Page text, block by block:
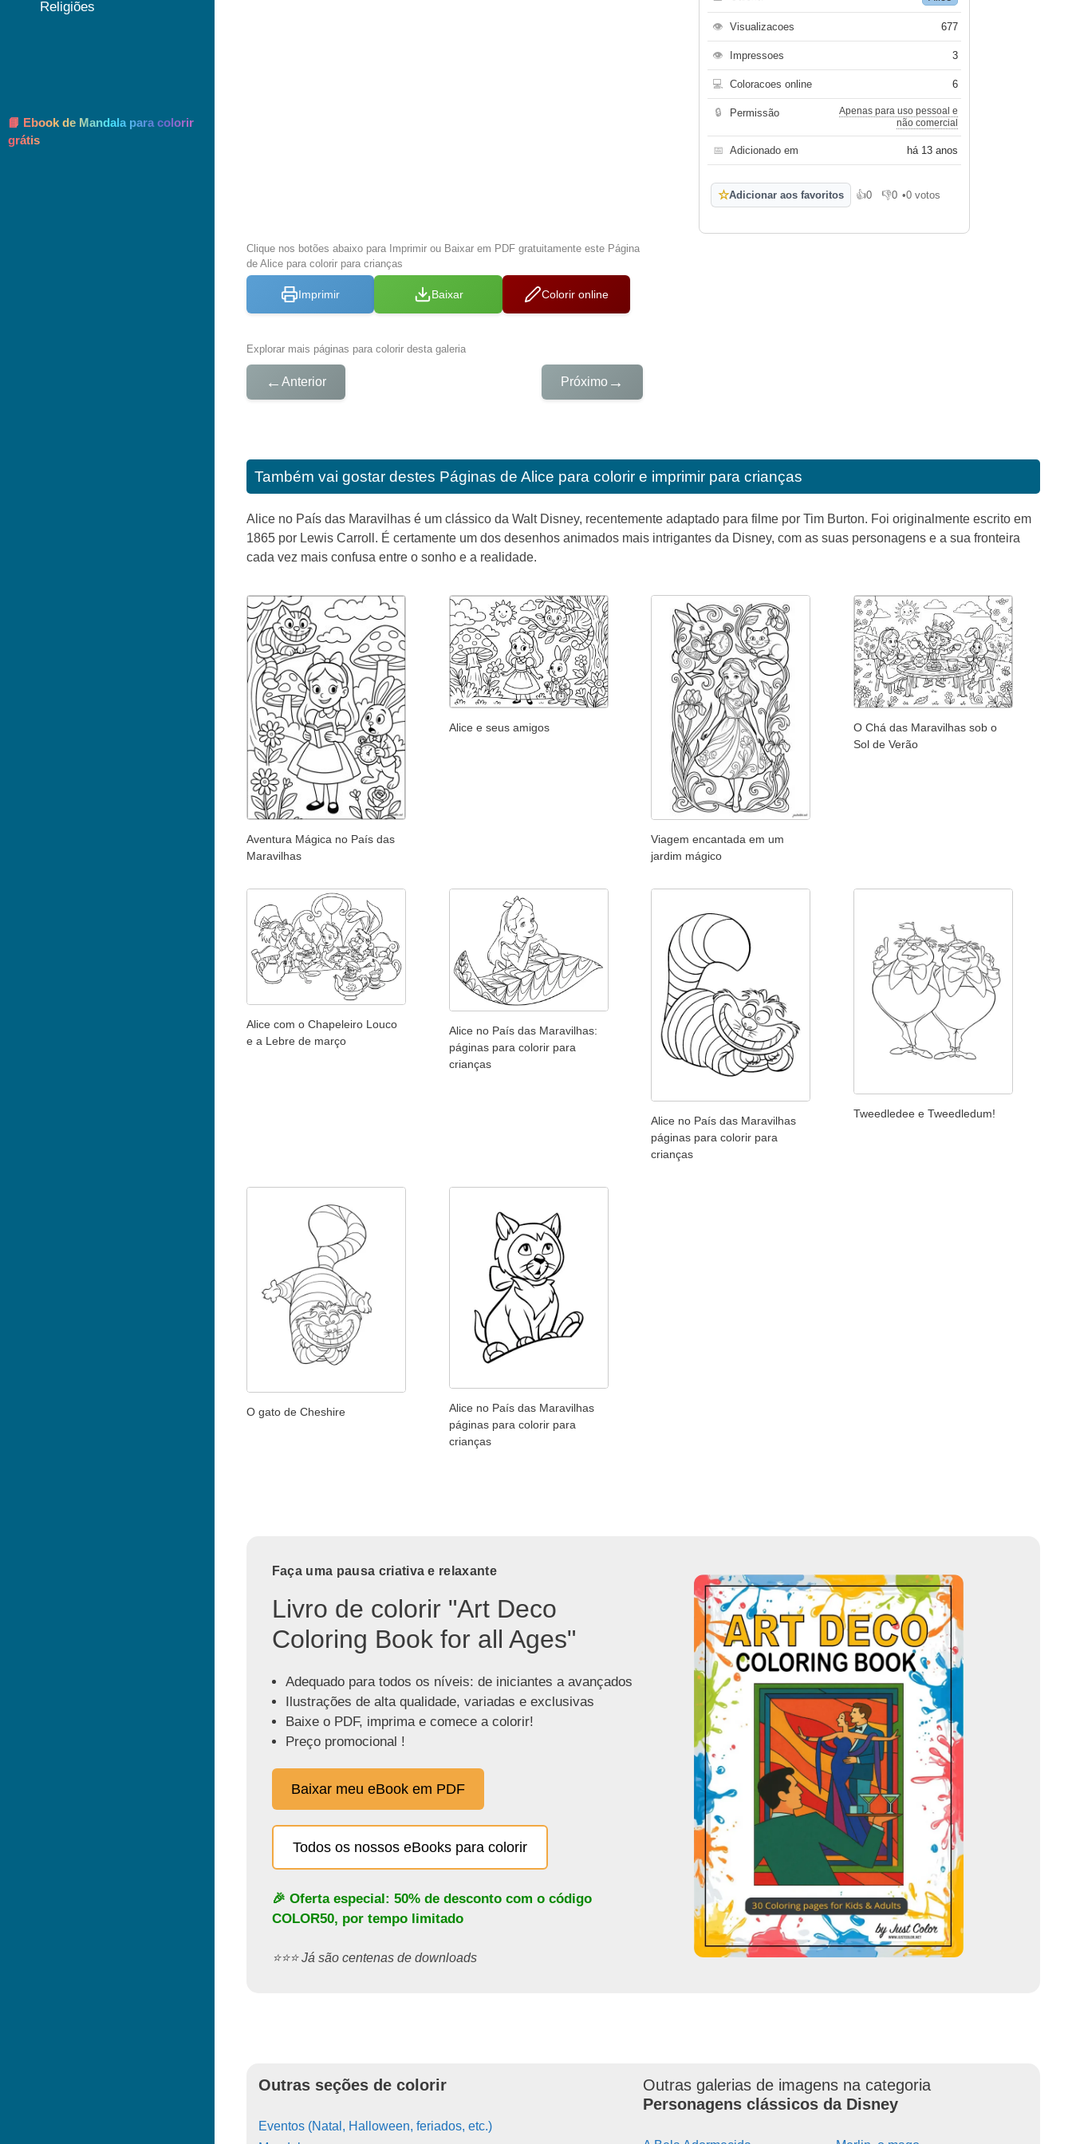
Clique nos botões abaixo para Imprimir ou Baixar em PDF gratuitamente este Página
de Alice para colorir para crianças
Imprimir Baixar Colorir online
Explorar mais páginas para colorir desta galeria
← Anterior Próximo →
👁 Visualizacoes 677
👁 Impressoes 3
💻 Coloracoes online 6
🔒 Permissão
Apenas para uso pessoal e
não comercial
📅 Adicionado em há 13 anos
☆Adicionar aos favoritos 👍0
Gosto 👎0
Não gosto
•0 votos
Também vai gostar destes Páginas de Alice para colorir e imprimir para crianças
Alice no País das Maravilhas é um clássico da Walt Disney, recentemente adaptado para filme por Tim Burton. Foi originalmente escrito em
1865 por Lewis Carroll. É certamente um dos desenhos animados mais intrigantes da Disney, com as suas personagens e a sua fronteira
cada vez mais confusa entre o sonho e a realidade.
Aventura Mágica no País das
Maravilhas
Alice e seus amigos
Viagem encantada em um
jardim mágico
O Chá das Maravilhas sob o
Sol de Verão
Alice com o Chapeleiro Louco
e a Lebre de março
Alice no País das Maravilhas:
páginas para colorir para
crianças
Alice no País das Maravilhas
páginas para colorir para
crianças
Tweedledee e Tweedledum!
O gato de Cheshire
Alice no País das Maravilhas
páginas para colorir para
crianças
Faça uma pausa criativa e relaxante
Livro de colorir "Art Deco
Coloring Book for all Ages"
Adequado para todos os níveis: de iniciantes a avançados
Ilustrações de alta qualidade, variadas e exclusivas
Baixe o PDF, imprima e comece a colorir!
Preço promocional !
Baixar meu eBook em PDF
Todos os nossos eBooks para colorir
🎉 Oferta especial: 50% de desconto com o código
COLOR50, por tempo limitado
⭐️⭐️⭐️ Já são centenas de downloads
Outras seções de colorir
Eventos (Natal, Halloween, feriados, etc.)
Outras galerias de imagens na categoria
Personagens clássicos da Disney
Religiões
📘 Ebook de Mandala para colorir
grátis